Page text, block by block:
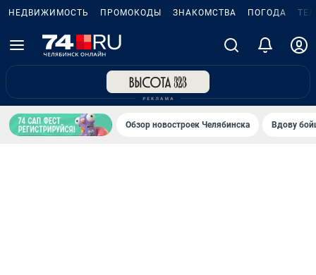
НЕДВИЖИМОСТЬ ПРОМОКОДЫ ЗНАКОМСТВА ПОГОДА
Обзор новостроек Челябинска Вдову